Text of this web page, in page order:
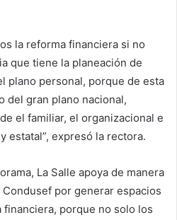
la reforma financiera si no
que tiene la planeación de
plano personal, porque de esta
del gran plano nacional,
el familiar, el organizacional e
estatal”, expresó la rectora.
La Salle apoya de manera
por generar espacios
porque no solo los